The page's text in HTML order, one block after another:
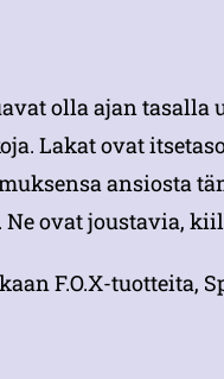
olla ajan tasalla
Lakat ovat
ansiosta
ovat joustavia,
F.O.X-tuotteita,